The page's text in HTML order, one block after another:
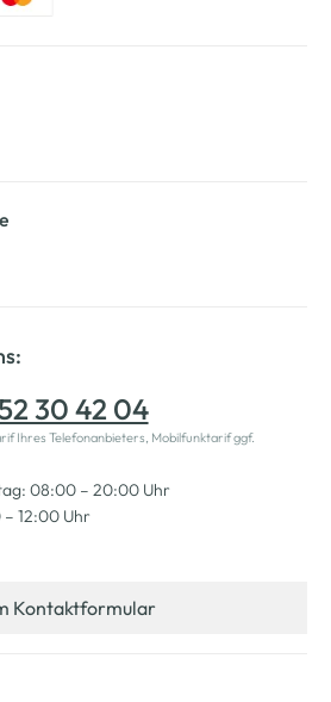
30 42 04
Ihres Telefonanbieters, Mobilfunktarif ggf.
08:00 – 20:00 Uhr
12:00 Uhr
Kontaktformular